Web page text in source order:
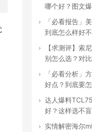
哪个好？图文
「必看报告」
到底怎么样好
【求测评】索
别怎么选？对
「必看分析」
好点？到底要
达人爆料
好？这样选不
实情解密海尔